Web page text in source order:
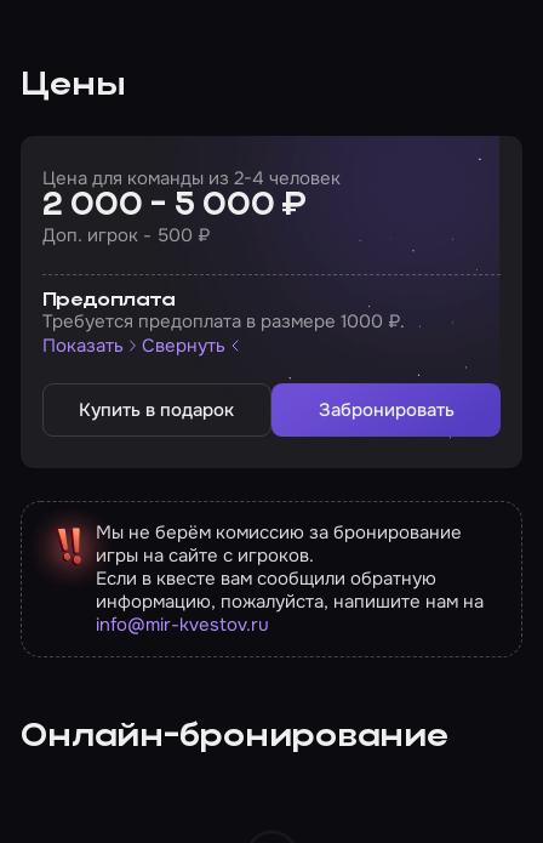
Цены
Цена для команды из 2-4 человек
2 000 - 5 000 ₽
Доп. игрок - 500 ₽
Предоплата
Требуется предоплата в размере 1000 ₽.
Показать
Свернуть
Купить в подарок Забронировать
Мы не берём комиссию за бронирование
игры на сайте с игроков.
Если в квесте вам сообщили обратную
информацию, пожалуйста, напишите нам на
info@mir-kvestov.ru
Онлайн-бронирование